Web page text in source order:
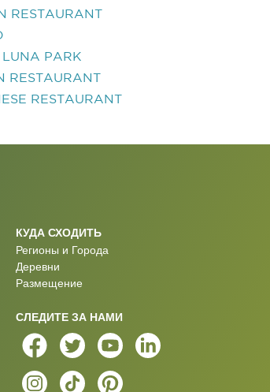
RESTAURANT
PARK
RESTAURANT
RESTAURANT
КУДА СХОДИТЬ
Регионы и Города
Деревни
Размещение
СЛЕДИТЕ ЗА НАМИ